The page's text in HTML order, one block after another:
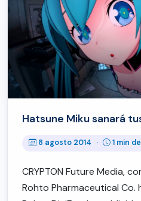
Hatsune Miku sanará
8 agosto 2014 · 1 min
CRYPTON Future Media,
Rohto Pharmaceutical